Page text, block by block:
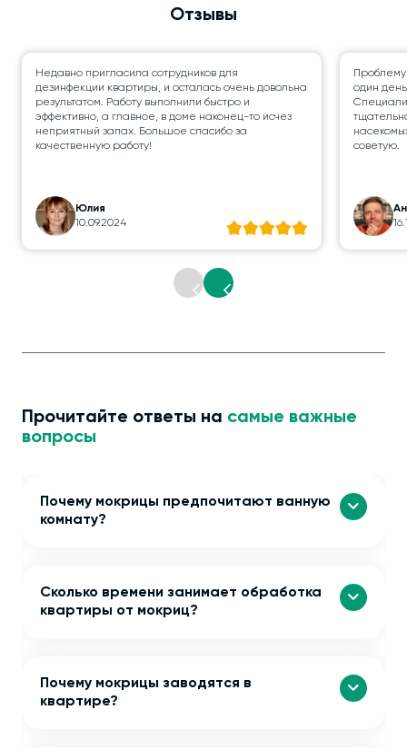
Отзывы
Недавно пригласила сотрудников для
дезинфекции квартиры, и осталась очень довольна
результатом. Работу выполнили быстро и
эффективно, а главное, в доме наконец-то исчез
неприятный запах. Большое спасибо за
качественную работу!
Юлия
10.09.2024
один
советую.
Прочитайте ответы на самые важные
вопросы
Почему мокрицы предпочитают ванную
комнату?
Сколько времени занимает обработка
квартиры от мокриц?
Почему мокрицы заводятся в
квартире?